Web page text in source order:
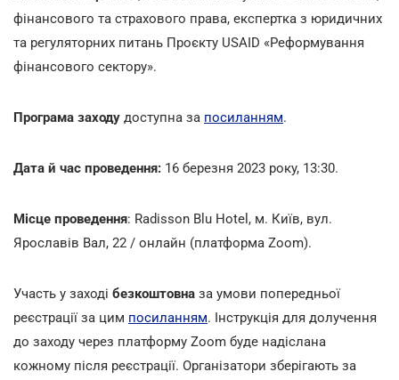
фінансового та страхового права, експертка з юридичних
та регуляторних питань Проєкту USAID «Реформування
фінансового сектору».
Програма заходу доступна за посиланням.
Дата й час проведення: 16 березня 2023 року, 13:30.
Місце проведення: Radisson Blu Hotel, м. Київ, вул.
Ярославів Вал, 22 / онлайн (платформа Zoom).
Участь у заході безкоштовна за умови попередньої
реєстрації за цим посиланням. Інструкція для долучення
до заходу через платформу Zoom буде надіслана
кожному після реєстрації. Організатори зберігають за